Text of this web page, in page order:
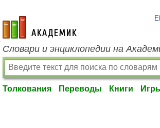
academic.ru
Словари и энциклопедии на
Толкования Переводы Книги